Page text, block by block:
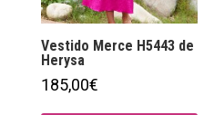
Vestido Merce H5443 de
Herysa
185,00€